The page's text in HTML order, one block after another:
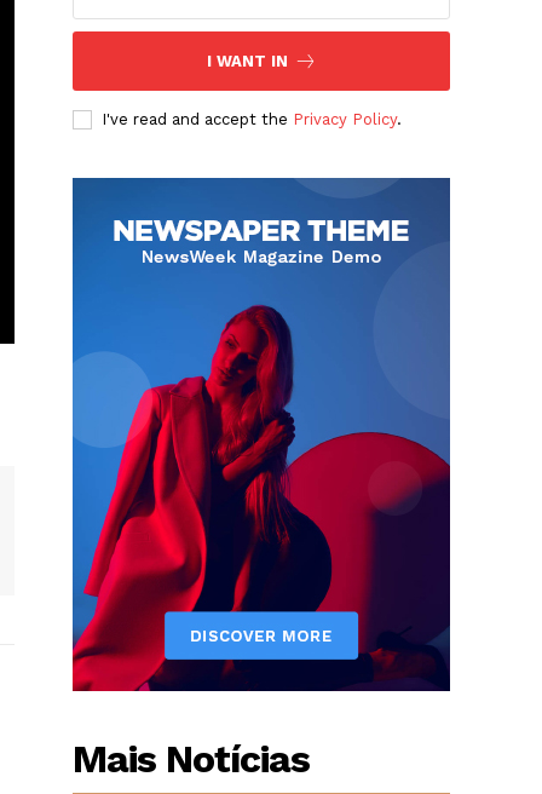
I WANT IN
I've read and accept the Privacy Policy.
Mais Notícias